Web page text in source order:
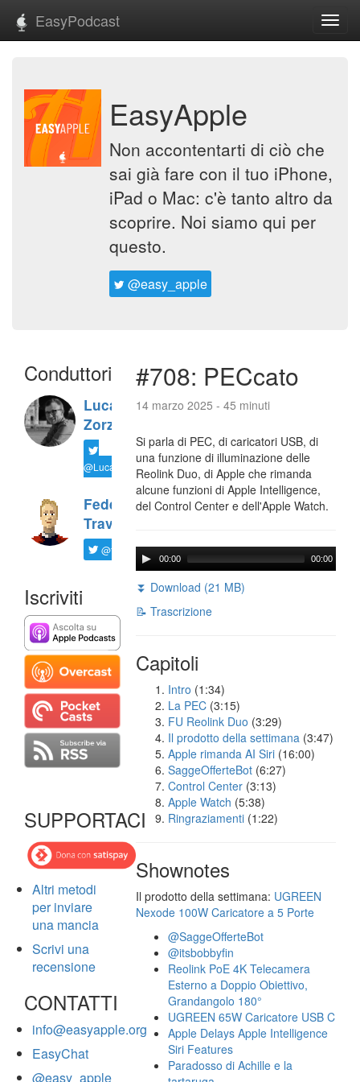
EasyPodcast
EasyApple
Non accontentarti di ciò che
sai già fare con il tuo iPhone,
iPad o Mac: c'è tanto altro da
scoprire. Noi siamo qui per
questo.
@easy_apple
Conduttori
Luca
Zorzi
@LucaTNT
Federico
Travaini
@ftrava
Iscriviti
SUPPORTACI
Altri metodi
per inviare
una mancia
Scrivi una
recensione
CONTATTI
info@easyapple.org
EasyChat
@easy_apple
#708: PECcato
14 marzo 2025 - 45 minuti
Si parla di PEC, di caricatori USB, di
una funzione di illuminazione delle
Reolink Duo, di Apple che rimanda
alcune funzioni di Apple Intelligence,
del Control Center e dell'Apple Watch.
00:00 00:00
⏬ Download (21 MB)
📝 Trascrizione
Capitoli
Intro (1:34)
La PEC (3:15)
FU Reolink Duo (3:29)
Il prodotto della settimana (3:47)
Apple rimanda AI Siri (16:00)
SaggeOfferteBot (6:27)
Control Center (3:13)
Apple Watch (5:38)
Ringraziamenti (1:22)
Shownotes
Il prodotto della settimana: UGREEN
Nexode 100W Caricatore a 5 Porte
@SaggeOfferteBot
@itsbobbyfin
Reolink PoE 4K Telecamera
Esterno a Doppio Obiettivo,
Grandangolo 180°
UGREEN 65W Caricatore USB C
Apple Delays Apple Intelligence
Siri Features
Paradosso di Achille e la